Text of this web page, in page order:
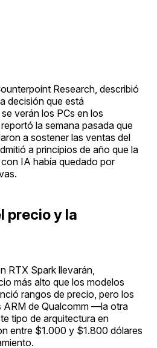
Research, describió
decisión que está
verán los PCs en los
la semana pasada que
a sostener las ventas del
a principios de año que la
IA había quedado por
precio y la
RTX Spark llevarán,
más alto que los modelos
rangos de precio, pero los
ARM de Qualcomm —la otra
tipo de arquitectura en
entre $1.000 y $1.800 dólares